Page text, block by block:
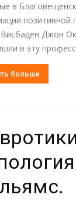
в
Джон
в эту
больше